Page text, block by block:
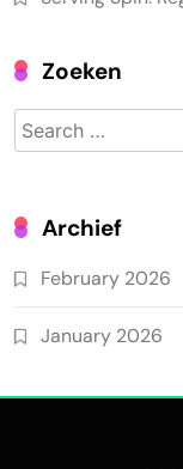
Zoeken
Search
for:
Archief
February 2026
January 2026